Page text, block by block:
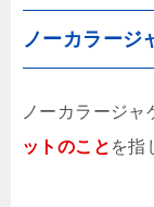
ノーカラージ
ノーカラージャ
ットのこと を指